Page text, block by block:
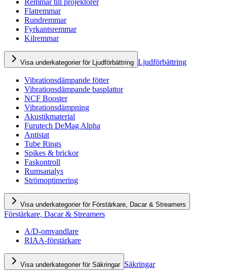
Flatremmar
Rundremmar
Fyrkantsremmar
Kilremmar
Visa underkategorier för Ljudförbättring Ljudförbättring
Vibrationsdämpande fötter
Vibrationsdämpande basplattor
NCF Booster
Vibrationsdämpning
Akustikmaterial
Furutech DeMag Alpha
Antistat
Tube Rings
Spikes & brickor
Faskontroll
Rumsanalys
Strömoptimering
Visa underkategorier för Förstärkare, Dacar & Streamers
Förstärkare, Dacar & Streamers
A/D-omvandlare
RIAA-förstärkare
Visa underkategorier för Säkringar Säkringar